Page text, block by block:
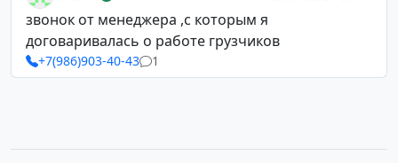
звонок от менеджера ,с которым я
договаривалась о работе грузчиков
+7(986)903-40-43 1